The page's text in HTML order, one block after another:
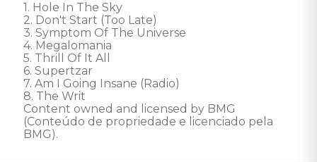
1. Hole In The Sky
2. Don't Start (Too Late)
3. Symptom Of The Universe
4. Megalomania
5. Thrill Of It All
6. Supertzar
7. Am I Going Insane (Radio)
8. The Writ
Content owned and licensed by BMG
(Conteúdo de propriedade e licenciado pela
BMG).